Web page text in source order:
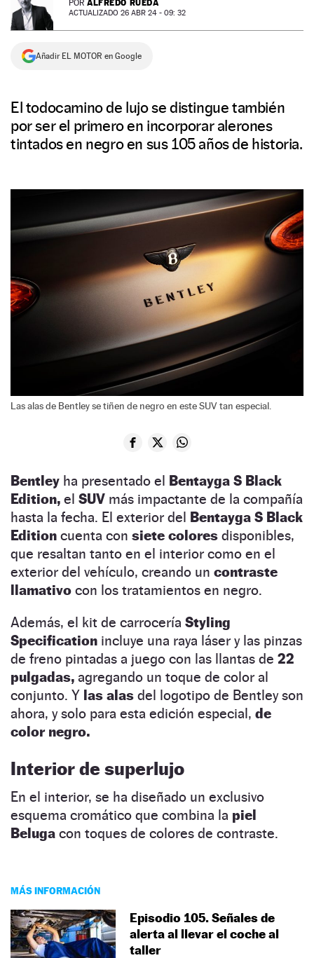
NEWSLETTER
SÍGUENOS
POR ALFREDO RUEDA
ACTUALIZADO 26 ABR 24 - 09: 32
Añadir EL MOTOR en Google
El todocamino de lujo se distingue también
por ser el primero en incorporar alerones
tintados en negro en sus 105 años de historia.
Las alas de Bentley se tiñen de negro en este SUV tan especial.
Bentley ha presentado el Bentayga S Black
Edition, el SUV más impactante de la compañía
hasta la fecha. El exterior del Bentayga S Black
Edition cuenta con siete colores disponibles,
que resaltan tanto en el interior como en el
exterior del vehículo, creando un contraste
llamativo con los tratamientos en negro.
Además, el kit de carrocería Styling
Specification incluye una raya láser y las pinzas
de freno pintadas a juego con las llantas de 22
pulgadas, agregando un toque de color al
conjunto. Y las alas del logotipo de Bentley son
ahora, y solo para esta edición especial, de
color negro.
Interior de superlujo
En el interior, se ha diseñado un exclusivo
esquema cromático que combina la piel
Beluga con toques de colores de contraste.
MÁS INFORMACIÓN
Episodio 105. Señales de
alerta al llevar el coche al
taller